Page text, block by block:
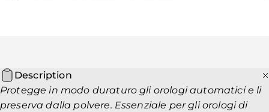
Description
Protegge in modo duraturo gli orologi automatici e li
preserva dalla polvere. Essenziale per gli orologi di